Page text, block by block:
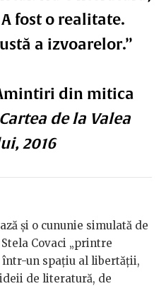
fost o realitate.
a izvoarelor.”
din mitica
Cartea de la Valea
2016
și o cununie simulată de
Covaci „printre
un spațiu al libertății,
de literatură, de